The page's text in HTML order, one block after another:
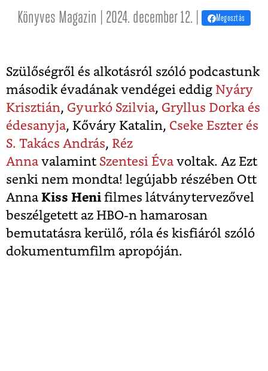
Könyves Magazin | 2024. december 12. | Megosztás
Szülőségről és alkotásról szóló podcastunk
második évadának vendégei eddig Nyáry
Krisztián, Gyurkó Szilvia, Gryllus Dorka és
édesanyja, Kőváry Katalin, Cseke Eszter és
S. Takács András, Réz
Annavalamint Szentesi Évavoltak. Az Ezt
senki nem mondta! legújabb részében Ott
AnnaKiss Heni filmes látványtervezővel
beszélgetett az HBO-n hamarosan
bemutatásra kerülő, róla és kisfiáról szóló
dokumentumfilm apropóján.